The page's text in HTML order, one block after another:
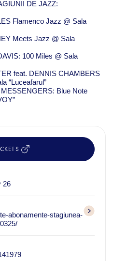
DE JAZZ:
Flamenco Jazz @ Sala
Meets Jazz @ Sala
100 Miles @ Sala
feat. DENNIS CHAMBERS
“Luceafarul”
Blue Note
26
abonamente-stagiunea-